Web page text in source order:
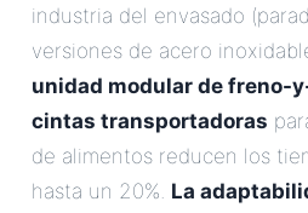
industria del envasado
versiones de acero
unidad modular de freno-
cintas transportadoras
de alimentos reducen los
hasta un 20%. La